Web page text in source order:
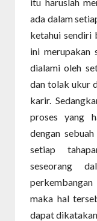
ada dalam
ketahui sendiri
ini merupakan
dialami oleh
dan tolak ukur
karir.
proses yang
dengan
setiap
seseorang
maka hal
dapat